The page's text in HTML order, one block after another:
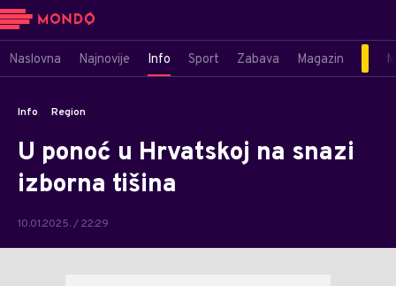
Naslovna Najnovije Info Sport Zabava Magazin
Info Region
U ponoć u Hrvatskoj na snazi
izborna tišina
10.01.2025. / 22:29